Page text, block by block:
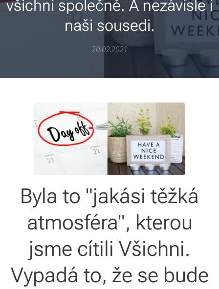
všichni společně. A nezávisle i
naši sousedi.
20.02.2021
Byla to "jakási těžká
atmosféra", kterou
jsme cítili Všichni.
Vypadá to, že se bude